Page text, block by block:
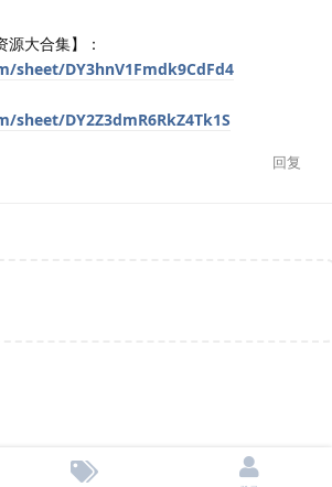
源大合集】：
sheet/DY3hnV1Fmdk9CdFd4
DY2Z3dmR6RkZ4Tk1S
回复